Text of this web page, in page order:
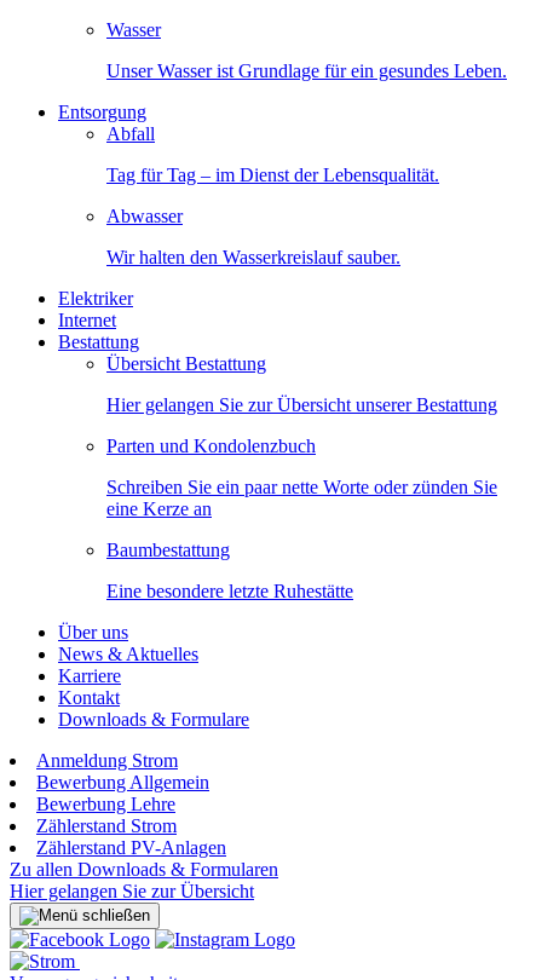
Wasser
Unser Wasser ist Grundlage für ein gesundes Leben.
Entsorgung
Abfall
Tag für Tag – im Dienst der Lebensqualität.
Abwasser
Wir halten den Wasserkreislauf sauber.
Elektriker
Internet
Bestattung
Übersicht Bestattung
Hier gelangen Sie zur Übersicht unserer Bestattung
Parten und Kondolenzbuch
Schreiben Sie ein paar nette Worte oder zünden Sie
eine Kerze an
Baumbestattung
Eine besondere letzte Ruhestätte
Über uns
News & Aktuelles
Karriere
Kontakt
Downloads & Formulare
Anmeldung Strom
Bewerbung Allgemein
Bewerbung Lehre
Zählerstand Strom
Zählerstand PV-Anlagen
Zu allen Downloads & Formularen
Hier gelangen Sie zur Übersicht